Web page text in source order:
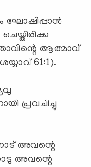
ഘോഷിപ്പാന്‍
ആത്മാവ്
61:1).
പ്രവചിച്ചു
അവന്റെ
അവന്റെ